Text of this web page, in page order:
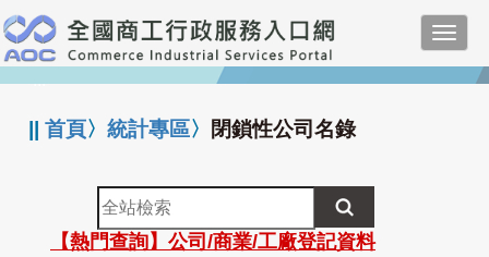
跳
到
主
要
:::
||首頁〉統計專區〉 閉鎖性公司名錄
全
站
檢
【熱門查詢】公司/商業/工廠登記資料